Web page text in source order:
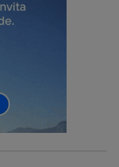
de internet, por
dispositivo y
el mismo
función de las
del hogar
en la